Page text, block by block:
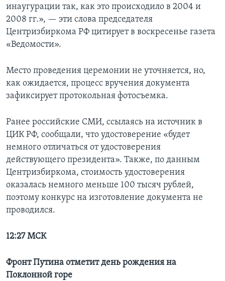
инаугурации так, как это происходило в 2004 и
2008 гг.», — эти слова председателя
Центризбиркома РФ цитирует в воскресенье газета
«Ведомости».
Место проведения церемонии не уточняется, но,
как ожидается, процесс вручения документа
зафиксирует протокольная фотосъемка.
Ранее российские СМИ, ссылаясь на источник в
ЦИК РФ, сообщали, что удостоверение «будет
немного отличаться от удостоверения
действующего президента». Также, по данным
Центризбиркома, стоимость удостоверения
оказалась немного меньше 100 тысяч рублей,
поэтому конкурс на изготовление документа не
проводился.
12:27 МСК
Фронт Путина отметит день рождения на
Поклонной горе